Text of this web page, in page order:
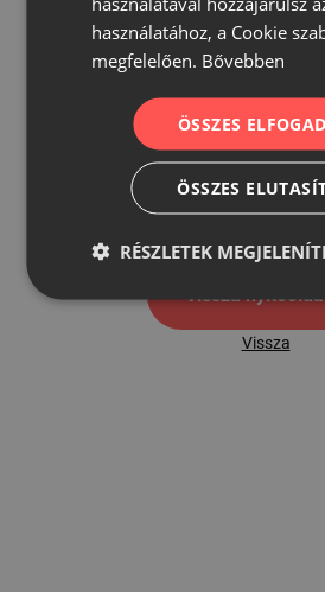
500
Vissza
Vissza
használatához, a Cookie
megfelelően. Bővebben
ÖSSZES
ÖSSZES
RÉSZLETEK